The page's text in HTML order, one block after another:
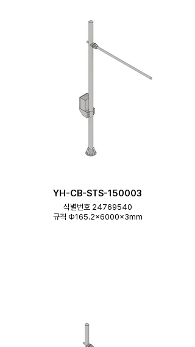
YH-CB-STS-150003
식별번호 24769540
규격 Φ165.2×6000×3mm